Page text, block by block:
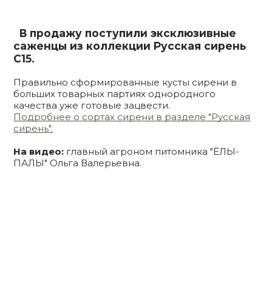
В продажу поступили эксклюзивные
саженцы из коллекции Русская сирень
С15.
Правильно сформированные кусты сирени в
больших товарных партиях однородного
качества уже готовые зацвести.
Подробнее о сортах сирени в разделе "Русская
сирень".
На видео: главный агроном питомника "ЁЛЫ-
ПАЛЫ" Ольга Валерьевна.